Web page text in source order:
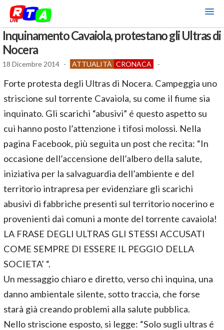
Inquinamento Cavaiola, protestano gli Ultras di
Nocera
18 Dicembre 2014 - ATTUALITÀ CRONACA -
Forte protesta degli Ultras di Nocera. Campeggia uno
striscione sul torrente Cavaiola, su come il fiume sia
inquinato. Gli scarichi “abusivi” é questo aspetto su
cui hanno posto l’attenzione i tifosi molossi. Nella
pagina Facebook, più seguita un post che recita: “In
occasione dell’accensione dell’albero della salute,
iniziativa per la salvaguardia dell’ambiente e del
territorio intrapresa per evidenziare gli scarichi
abusivi di fabbriche presenti sul territorio nocerino e
provenienti dai comuni a monte del torrente cavaiola!
LA FRASE DEGLI ULTRAS GLI STESSI ACCUSATI
COME SEMPRE DI ESSERE IL PEGGIO DELLA
SOCIETA’ “.
Un messaggio chiaro e diretto, verso chi inquina, una
danno ambientale silente, sotto traccia, che forse
starà già creando problemi alla salute pubblica.
Nello striscione esposto, si legge: “Solo sugli ultras é